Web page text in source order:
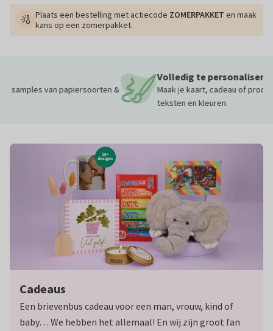
Plaats een bestelling met actiecode ZOMERPAKKET en maak
kans op een zomerpakket.
Volledig te personaliseren
Maak je kaart, cadeau of product persoonlijk met foto’s,
Cadeaus
Een brievenbus cadeau voor een man, vrouw, kind of
baby… We hebben het allemaal! En wij zijn groot fan